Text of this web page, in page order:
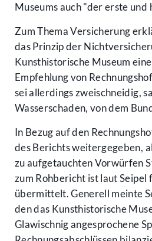
Museums auch "der erste
Zum Thema Versicherung
das Prinzip der
Kunsthistorische Museum
Empfehlung von
sei allerdings zweischneidig,
Wasserschaden, von dem
In Bezug auf den
des Berichts weitergegeben,
zu aufgetauchten Vorwürfen
zum Rohbericht ist laut
übermittelt. Generell meinte
den das Kunsthistorische
Glawischnig angesprochene